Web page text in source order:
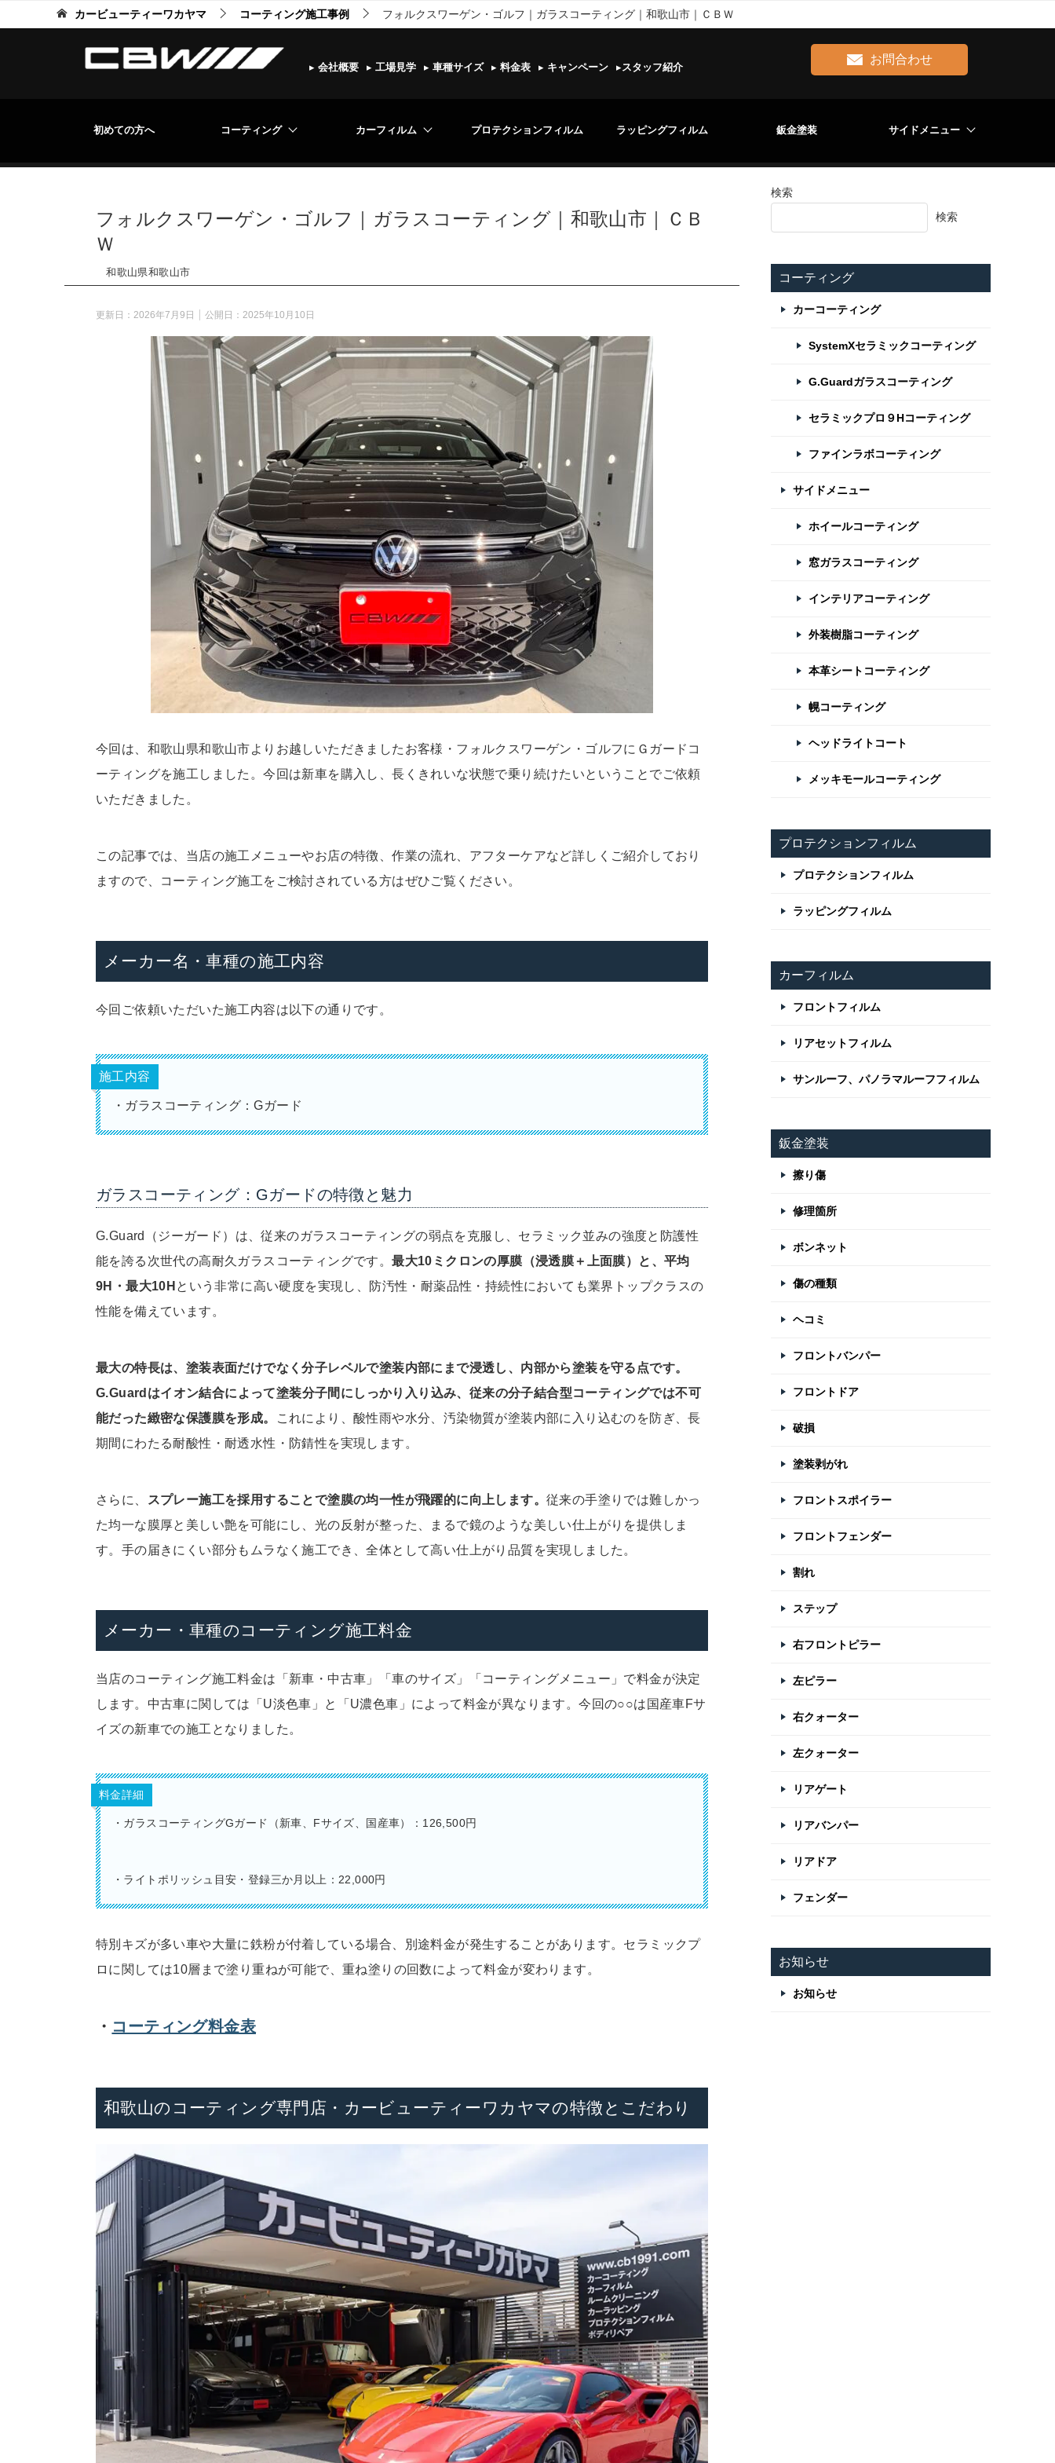
カービューティーワカヤマ コーティング施工事例 フォルクスワーゲン・ゴルフ｜ガラスコーティング｜和歌山市｜ＣＢＷ
▸ 会社概要 ▸ 工場見学 ▸ 車種サイズ ▸ 料金表 ▸ キャンペーン ▸スタッフ紹介
お問合わせ
初めての方へ コーティング カーフィルム プロテクションフィルム ラッピングフィルム 鈑金塗装 サイドメニュー
フォルクスワーゲン・ゴルフ｜ガラスコーティング｜和歌山市｜ＣＢ
Ｗ
和歌山県和歌山市
更新日： 2026年7月9日 公開日： 2025年10月10日
今回は、和歌山県和歌山市よりお越しいただきましたお客様・フォルクスワーゲン・ゴルフにＧガードコ
ーティングを施工しました。今回は新車を購入し、長くきれいな状態で乗り続けたいということでご依頼
いただきました。
この記事では、当店の施工メニューやお店の特徴、作業の流れ、アフターケアなど詳しくご紹介しており
ますので、コーティング施工をご検討されている方はぜひご覧ください。
メーカー名・車種の施工内容
今回ご依頼いただいた施工内容は以下の通りです。
施工内容
・ガラスコーティング：Gガード
ガラスコーティング：Gガードの特徴と魅力
G.Guard（ジーガード）は、従来のガラスコーティングの弱点を克服し、セラミック並みの強度と防護性
能を誇る次世代の高耐久ガラスコーティングです。最大10ミクロンの厚膜（浸透膜＋上面膜）と、平均
9H・最大10H という非常に高い硬度を実現し、防汚性・耐薬品性・持続性においても業界トップクラスの
性能を備えています。
最大の特長は、塗装表面だけでなく分子レベルで塗装内部にまで浸透し、内部から塗装を守る点です。
G.Guardはイオン結合によって塗装分子間にしっかり入り込み、従来の分子結合型コーティングでは不可
能だった緻密な保護膜を形成。
これにより、酸性雨や水分、汚染物質が塗装内部に入り込むのを防ぎ、長
期間にわたる耐酸性・耐透水性・防錆性を実現します。
さらに、 スプレー施工を採用することで塗膜の均一性が飛躍的に向上します。従来の手塗りでは難しかっ
た均一な膜厚と美しい艶を可能にし、光の反射が整った、まるで鏡のような美しい仕上がりを提供しま
す。手の届きにくい部分もムラなく施工でき、全体として高い仕上がり品質を実現しました。
メーカー・車種のコーティング施工料金
当店のコーティング施工料金は「新車・中古車」「車のサイズ」「コーティングメニュー」で料金が決定
します。中古車に関しては「U淡色車」と「U濃色車」によって料金が異なります。今回の○○は国産車Fサ
イズの新車での施工となりました。
料金詳細
・ガラスコーティングGガード（新車、Fサイズ、国産車）：126,500円
・ライトポリッシュ目安・登録三か月以上：22,000円
特別キズが多い車や大量に鉄粉が付着している場合、別途料金が発生することがあります。セラミックプ
ロに関しては10層まで塗り重ねが可能で、重ね塗りの回数によって料金が変わります。
・ コーティング料金表
和歌山のコーティング専門店・カービューティーワカヤマの特徴とこだわり
検索
検索
コーティング
カーコーティング
SystemXセラミックコーティング
G.Guardガラスコーティング
セラミックプロ９Hコーティング
ファインラボコーティング
サイドメニュー
ホイールコーティング
窓ガラスコーティング
インテリアコーティング
外装樹脂コーティング
本革シートコーティング
幌コーティング
ヘッドライトコート
メッキモールコーティング
プロテクションフィルム
プロテクションフィルム
ラッピングフィルム
カーフィルム
フロントフィルム
リアセットフィルム
サンルーフ、パノラマルーフフィルム
鈑金塗装
擦り傷
修理箇所
ボンネット
傷の種類
ヘコミ
フロントバンパー
フロントドア
破損
塗装剥がれ
フロントスポイラー
フロントフェンダー
割れ
ステップ
右フロントピラー
左ピラー
右クォーター
左クォーター
リアゲート
リアバンパー
リアドア
フェンダー
お知らせ
お知らせ